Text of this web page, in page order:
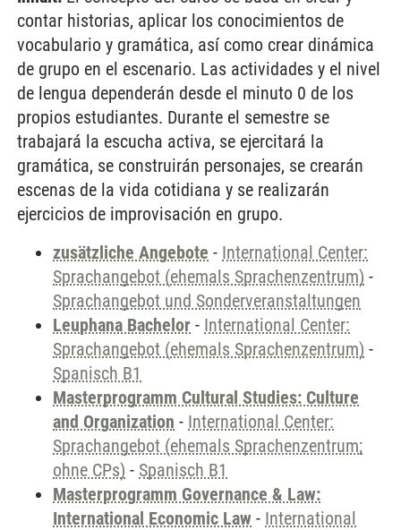
contar historias, aplicar los conocimientos de
vocabulario y gramática, así como crear dinámica
de grupo en el escenario. Las actividades y el nivel
de lengua dependerán desde el minuto 0 de los
propios estudiantes. Durante el semestre se
trabajará la escucha activa, se ejercitará la
gramática, se construirán personajes, se crearán
escenas de la vida cotidiana y se realizarán
ejercicios de improvisación en grupo.
zusätzliche Angebote - International Center:
Sprachangebot (ehemals Sprachenzentrum) -
Sprachangebot und Sonderveranstaltungen
Leuphana Bachelor - International Center:
Sprachangebot (ehemals Sprachenzentrum) -
Spanisch B1
Masterprogramm Cultural Studies: Culture
and Organization - International Center:
Sprachangebot (ehemals Sprachenzentrum;
ohne CPs) - Spanisch B1
Masterprogramm Governance & Law:
International Economic Law - International